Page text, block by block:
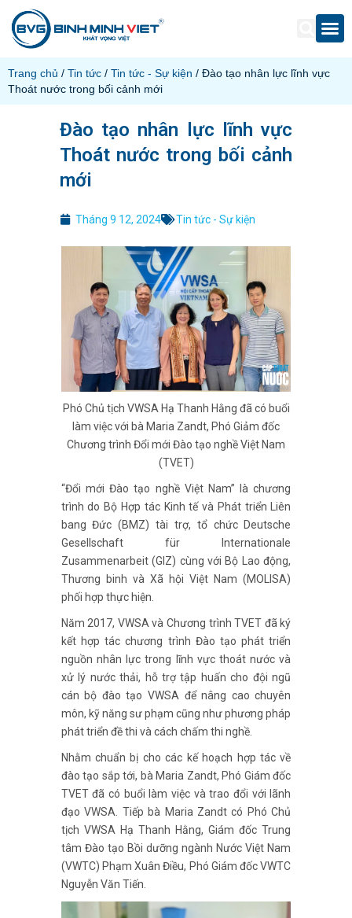
Trang chủ / Tin tức / Tin tức - Sự kiện / Đào tạo nhân lực lĩnh vực
Thoát nước trong bối cảnh mới
Đào tạo nhân lực lĩnh vực
Thoát nước trong bối cảnh
mới
Tháng 9 12, 2024 Tin tức - Sự kiện
Phó Chủ tịch VWSA Hạ Thanh Hằng đã có buổi
làm việc với bà Maria Zandt, Phó Giảm đốc
Chương trình Đổi mới Đào tạo nghề Việt Nam
(TVET)
“Đổi mới Đào tạo nghề Việt Nam” là chương
trình do Bộ Hợp tác Kinh tế và Phát triển Liên
bang Đức (BMZ) tài trợ, tổ chức Deutsche
Gesellschaft für Internationale
Zusammenarbeit (GIZ) cùng với Bộ Lao động,
Thương binh và Xã hội Việt Nam (MOLISA)
phối hợp thực hiện.
Năm 2017, VWSA và Chương trình TVET đã ký
kết hợp tác chương trình Đào tạo phát triển
nguồn nhân lực trong lĩnh vực thoát nước và
xử lý nước thải, hỗ trợ tập huấn cho đội ngũ
cán bộ đào tạo VWSA để nâng cao chuyên
môn, kỹ năng sư phạm cũng như phương pháp
phát triển đề thi và cách chấm thi nghề.
Nhằm chuẩn bị cho các kế hoạch hợp tác về
đào tạo sắp tới, bà Maria Zandt, Phó Giám đốc
TVET đã có buổi làm việc và trao đổi với lãnh
đạo VWSA. Tiếp bà Maria Zandt có Phó Chủ
tịch VWSA Hạ Thanh Hằng, Giám đốc Trung
tâm Đào tạo Bồi dưỡng ngành Nước Việt Nam
(VWTC) Phạm Xuân Điều, Phó Giám đốc VWTC
Nguyễn Văn Tiến.